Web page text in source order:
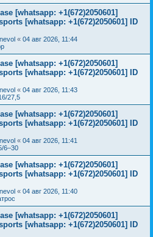
[whatsapp: +1(672)2050601]
[whatsapp: +1(672)2050601] ID
« 04 авг 2026, 11:44
[whatsapp: +1(672)2050601]
[whatsapp: +1(672)2050601] ID
« 04 авг 2026, 11:43
27,5
[whatsapp: +1(672)2050601]
[whatsapp: +1(672)2050601] ID
« 04 авг 2026, 11:41
6–30
[whatsapp: +1(672)2050601]
[whatsapp: +1(672)2050601] ID
« 04 авг 2026, 11:40
[whatsapp: +1(672)2050601]
[whatsapp: +1(672)2050601] ID